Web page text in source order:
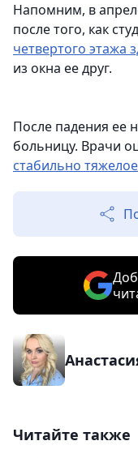
Напомним, в
после того, как
четвертого
из окна ее друг.
После падения ее
больницу. Врачи
стабильно тяжелое
Читайте также